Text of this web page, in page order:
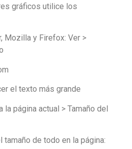
gráficos utilice los
Mozilla y Firefox: Ver >
el texto más grande
la página actual > Tamaño del
tamaño de todo en la página: